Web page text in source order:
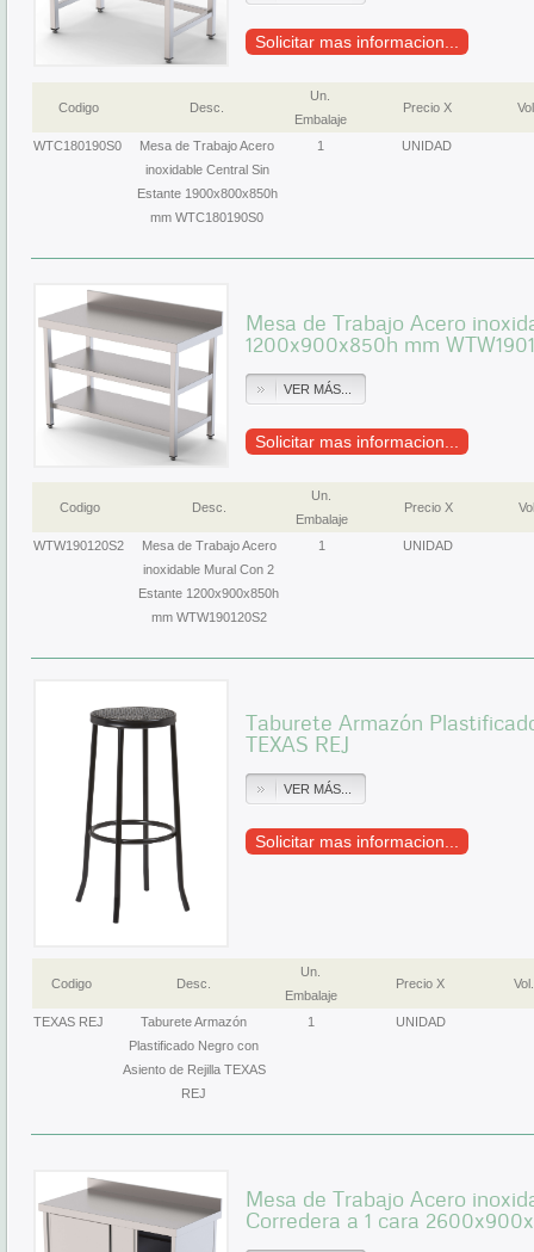
Solicitar mas informacion...
Codigo Desc.
Un.
Embalaje
Precio X
WTC180190S0
Mesa de Trabajo Acero
inoxidable Central Sin
Estante 1900x800x850h
mm WTC180190S0
1 UNIDAD
Mesa de Trabajo Acero
1200x900x850h mm
VER MÁS...
Solicitar mas informacion...
Codigo Desc.
Un.
Embalaje
Precio X
WTW190120S2
Mesa de Trabajo Acero
inoxidable Mural Con 2
Estante 1200x900x850h
mm WTW190120S2
1 UNIDAD
Taburete Armazón
TEXAS REJ
VER MÁS...
Solicitar mas informacion...
Codigo Desc.
Un.
Embalaje
Precio X Vol.
TEXAS REJ
Taburete Armazón
Plastificado Negro con
Asiento de Rejilla TEXAS
REJ
1 UNIDAD
Mesa de Trabajo Acero
Corredera a 1 cara